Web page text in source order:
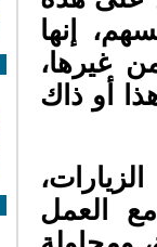
إنها
غيرها،
أو ذاك
العمل